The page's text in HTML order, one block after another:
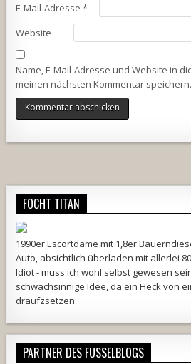
E-Mail-Adresse*
Website
Name, E-Mail-Adresse und Website in
meinen nächsten Kommentar speichern.
FOCHT TITAN
1990er Escortdame mit 1,8er
Auto, absichtlich überladen mit allerlei
Idiot - muss ich wohl selbst gewesen
schwachsinnige Idee, da ein Heck von
draufzsetzen.
PARTNER DES FUSSELBLOGS